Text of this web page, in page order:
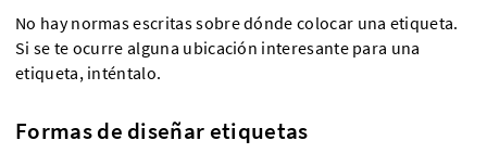
No hay normas escritas sobre dónde colocar una etiqueta.
Si se te ocurre alguna ubicación interesante para una
etiqueta, inténtalo.
Formas de diseñar etiquetas